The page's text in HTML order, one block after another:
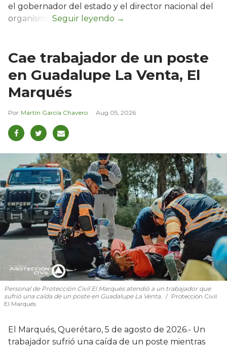
el gobernador del estado y el director nacional del
organismo.
Cae trabajador de un poste
en Guadalupe La Venta, El
Marqués
Martín García Chavero Aug 05, 2026
Personal de Protección Civil El Marqués atendió a un trabajador que
sufrió una caída de un poste en Guadalupe La Venta.
Protección Civil
El Marqués
El Marqués, Querétaro, 5 de agosto de 2026.- Un
trabajador sufrió una caída de un poste mientras